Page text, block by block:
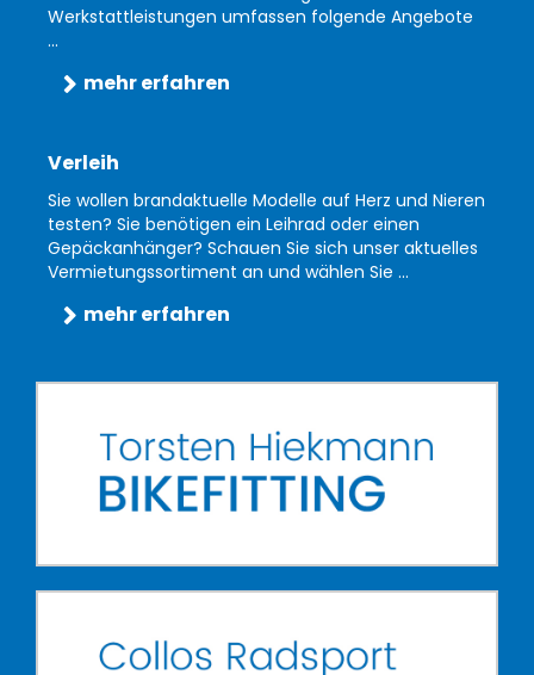
Werkstattleistungen umfassen folgende Angebote
...
mehr erfahren
Verleih
Sie wollen brandaktuelle Modelle auf Herz und Nieren
testen? Sie benötigen ein Leihrad oder einen
Gepäckanhänger? Schauen Sie sich unser aktuelles
Vermietungssortiment an und wählen Sie ...
mehr erfahren